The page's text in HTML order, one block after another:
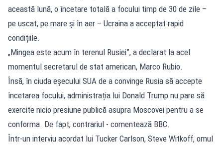
această lună, o încetare totală a focului timp de 30 de zile –
pe uscat, pe mare și în aer – Ucraina a acceptat rapid
condițiile.
„Mingea este acum în terenul Rusiei”, a declarat la acel
momentul secretarul de stat american, Marco Rubio.
Însă, în ciuda eșecului SUA de a convinge Rusia să accepte
încetarea focului, administrația lui Donald Trump nu pare să
exercite nicio presiune publică asupra Moscovei pentru a se
conforma. De fapt, contrariul - comentează BBC.
Într-un interviu acordat lui Tucker Carlson, Steve Witkoff, omul